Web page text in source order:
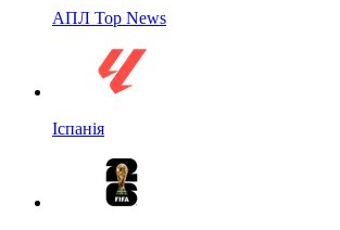
АПЛ Top News
Іспанія